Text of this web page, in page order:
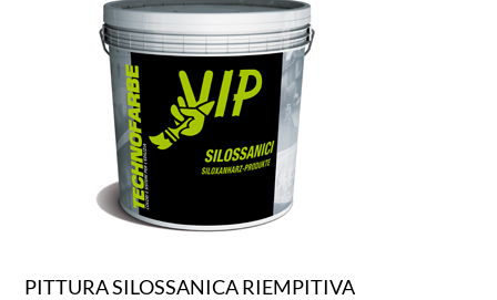
PITTURA SILOSSANICA RIEMPITIVA